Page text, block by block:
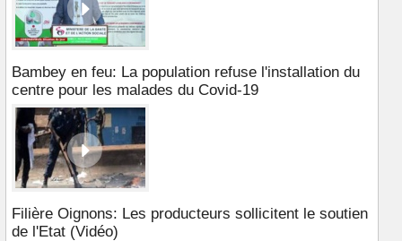
Bambey en feu: La population refuse l'installation du
centre pour les malades du Covid-19
Filière Oignons: Les producteurs sollicitent le soutien
de l'Etat (Vidéo)